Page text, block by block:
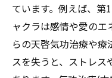
ています。例えば、第
ャクラは感情や愛の
らの天啓気功治療や
スを失うと、ストレ